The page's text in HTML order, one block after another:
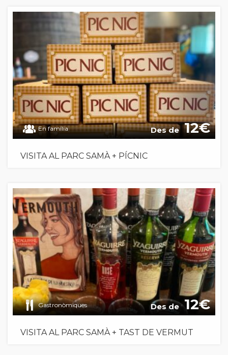
En família Des de 12
VISITA AL PARC SAMÀ + PÍCNIC
Gastronòmiques Des de 12
VISITA AL PARC SAMÀ + TAST DE VERMUT